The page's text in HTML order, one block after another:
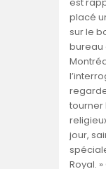
est
placé
sur le
bureau
tourner
jour,
Royal.